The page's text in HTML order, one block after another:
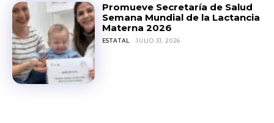
Promueve Secretaría de Salud
Semana Mundial de la Lactancia
Materna 2026
ESTATAL JULIO 31, 2026